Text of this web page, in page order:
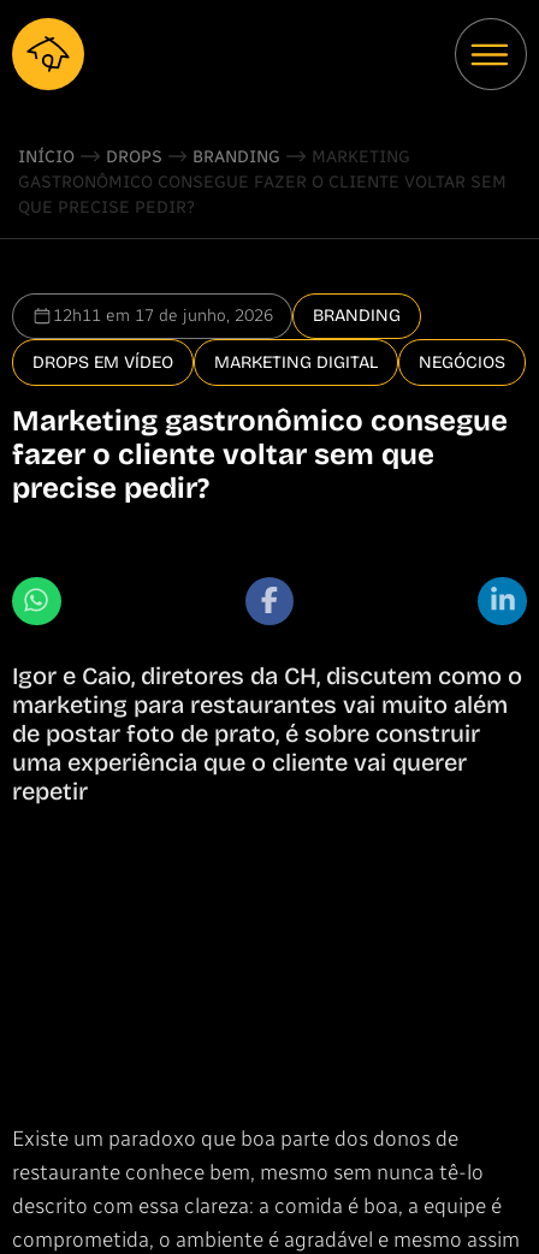
INÍCIO DROPS BRANDING
MARKETING
GASTRONÔMICO CONSEGUE FAZER O CLIENTE VOLTAR SEM
QUE PRECISE PEDIR?
12h11 em 17 de junho, 2026 BRANDING
DROPS EM VÍDEO MARKETING DIGITAL NEGÓCIOS
Marketing gastronômico consegue
fazer o cliente voltar sem que
precise pedir?
Igor e Caio, diretores da CH, discutem como o
marketing para restaurantes vai muito além
de postar foto de prato, é sobre construir
uma experiência que o cliente vai querer
repetir
Existe um paradoxo que boa parte dos donos de
restaurante conhece bem, mesmo sem nunca tê-lo
descrito com essa clareza: a comida é boa, a equipe é
comprometida, o ambiente é agradável e mesmo assim